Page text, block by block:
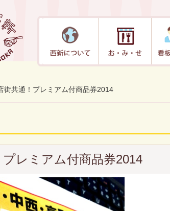
街共通！プレミアム付商品券2014
レミアム付商品券2014